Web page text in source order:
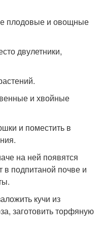
плодовые и овощные
двулетники,
и хвойные
и поместить в
на ней появятся
в подпитаной почве и
кучи из
заготовить торфяную